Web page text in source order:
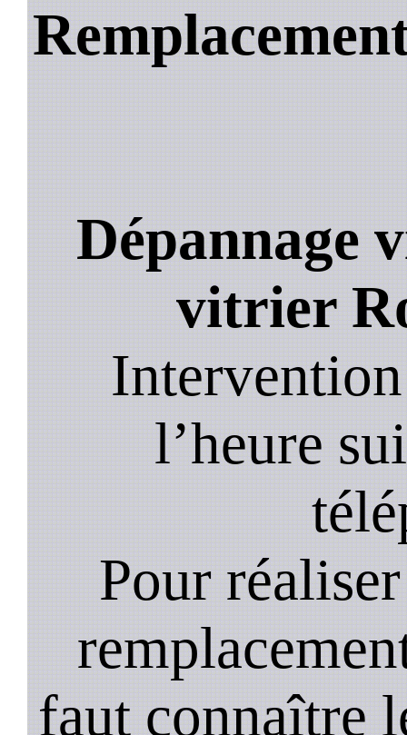
Dépannage
vitrier
Intervention
l’heure
Pour
faut connaître